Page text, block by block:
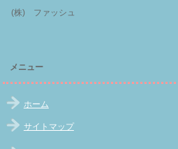
(株) ファッシュ
メニュー
ホーム
サイトマップ